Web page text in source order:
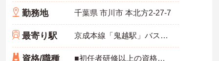
勤務地 千葉県 市川市 本北方2-27-7
最寄り駅 京成本線「鬼越駅」バス・車4分
資格/職種 ■初任者研修以上の資格をお持ちの方 ■介護職員としての経験が3年以上ある方